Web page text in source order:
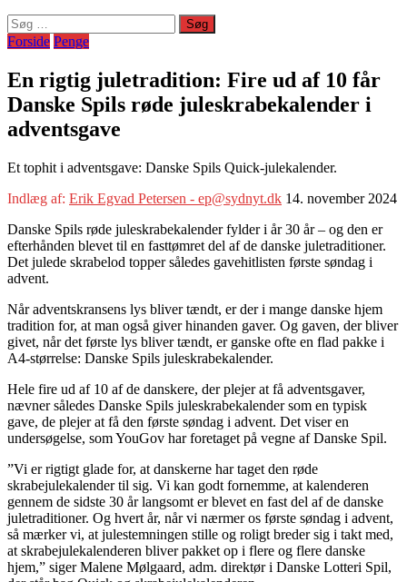
Søg
efter:
Forside Penge
En rigtig juletradition: Fire ud af 10 får
Danske Spils røde juleskrabekalender i
adventsgave
Et tophit i adventsgave: Danske Spils Quick-julekalender.
Indlæg af: Erik Egvad Petersen - ep@sydnyt.dk 14. november 2024
Danske Spils røde juleskrabekalender fylder i år 30 år – og den er
efterhånden blevet til en fasttømret del af de danske juletraditioner.
Det julede skrabelod topper således gavehitlisten første søndag i
advent.
Når adventskransens lys bliver tændt, er der i mange danske hjem
tradition for, at man også giver hinanden gaver. Og gaven, der bliver
givet, når det første lys bliver tændt, er ganske ofte en flad pakke i
A4-størrelse: Danske Spils juleskrabekalender.
Hele fire ud af 10 af de danskere, der plejer at få adventsgaver,
nævner således Danske Spils juleskrabekalender som en typisk
gave, de plejer at få den første søndag i advent. Det viser en
undersøgelse, som YouGov har foretaget på vegne af Danske Spil.
”Vi er rigtigt glade for, at danskerne har taget den røde
skrabejulekalender til sig. Vi kan godt fornemme, at kalenderen
gennem de sidste 30 år langsomt er blevet en fast del af de danske
juletraditioner. Og hvert år, når vi nærmer os første søndag i advent,
så mærker vi, at julestemningen stille og roligt breder sig i takt med,
at skrabejulekalenderen bliver pakket op i flere og flere danske
hjem,” siger Malene Mølgaard, adm. direktør i Danske Lotteri Spil,